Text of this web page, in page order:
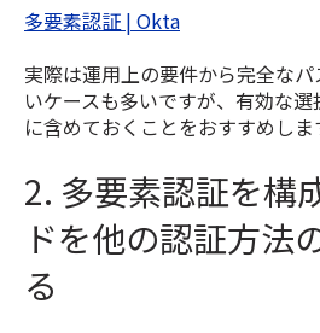
多要素認証 | Okta
実際は運用上の要件から完全な
いケースも多いですが、有効な
に含めておくことをおすすめしま
2. 多要素認証を構
ドを他の認証方法
る